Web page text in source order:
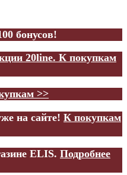
бонусов!
20line. К покупкам
>>
на сайте! К покупкам
ELIS. Подробнее